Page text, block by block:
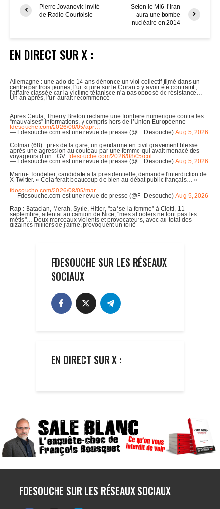
Pierre Jovanovic invité
de Radio Courtoisie
Selon le MI6, l’Iran
aura une bombe
nucléaire en 2014
EN DIRECT SUR X :
FDESOUCHE SUR LES RÉSEAUX
SOCIAUX
EN DIRECT SUR X :
FDESOUCHE SUR LES RÉSEAUX SOCIAUX